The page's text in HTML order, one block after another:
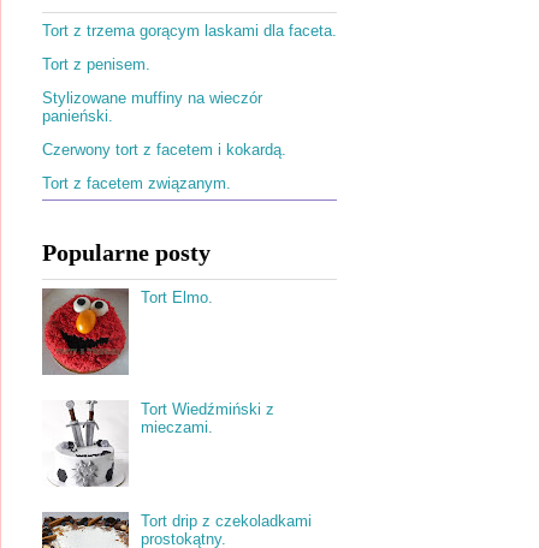
Tort z trzema gorącym laskami dla faceta.
Tort z penisem.
Stylizowane muffiny na wieczór
panieński.
Czerwony tort z facetem i kokardą.
Tort z facetem związanym.
Popularne posty
Tort Elmo.
Tort Wiedźmiński z
mieczami.
Tort drip z czekoladkami
prostokątny.